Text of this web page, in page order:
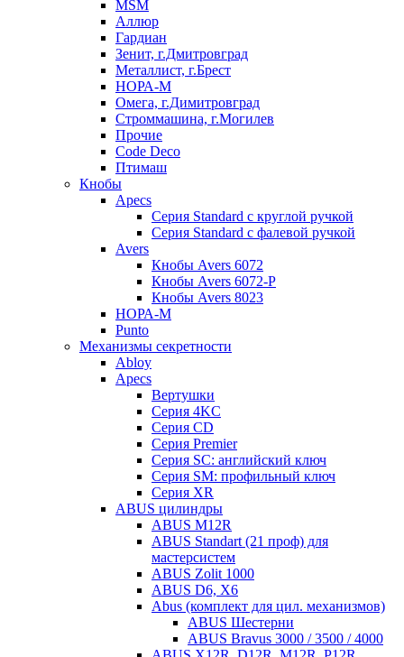
MSM
Аллюр
Гардиан
Зенит, г.Дмитровград
Металлист, г.Брест
НОРА-М
Омега, г.Димитровград
Строммашина, г.Могилев
Прочие
Code Deco
Птимаш
Кнобы
Apecs
Серия Standard с круглой ручкой
Серия Standard с фалевой ручкой
Avers
Кнобы Avers 6072
Кнобы Avers 6072-P
Кнобы Avers 8023
НОРА-М
Punto
Механизмы секретности
Abloy
Apecs
Вертушки
Серия 4KC
Серия CD
Серия Premier
Серия SC: английский ключ
Серия SM: профильный ключ
Серия XR
ABUS цилиндры
ABUS M12R
ABUS Standart (21 проф) для
мастерсистем
ABUS Zolit 1000
ABUS D6, X6
Abus (комплект для цил. механизмов)
ABUS Шестерни
ABUS Bravus 3000 / 3500 / 4000